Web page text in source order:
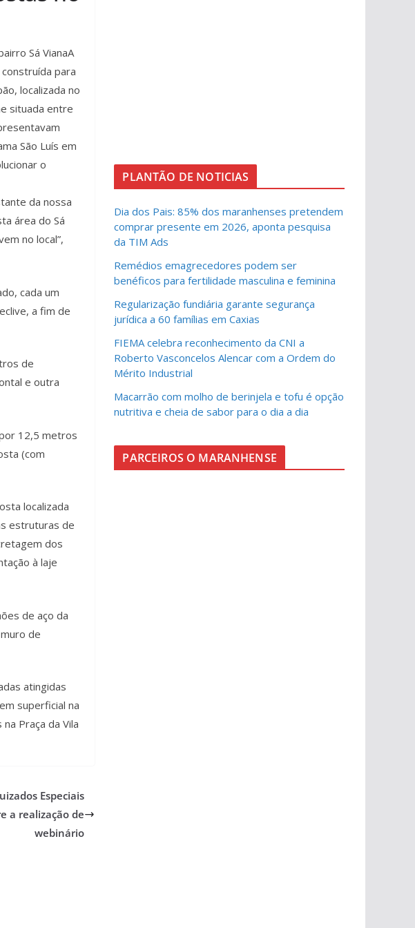
Sá VianaA
para
localizada no
situada entre
São Luís em
o
da nossa
área do Sá
no local”,
cada um
a fim de
de
e outra
12,5 metros
(com
localizada
estruturas de
dos
à laje
de aço da
de
atingidas
superficial na
Praça da Vila
Especiais
a realização de
webinário
PLANTÃO DE NOTICIAS
Dia dos Pais: 85% dos maranhenses pretendem
comprar presente em 2026, aponta pesquisa
da TIM Ads
Remédios emagrecedores podem ser
benéficos para fertilidade masculina e feminina
Regularização fundiária garante segurança
jurídica a 60 famílias em Caxias
FIEMA celebra reconhecimento da CNI a
Roberto Vasconcelos Alencar com a Ordem do
Mérito Industrial
Macarrão com molho de berinjela e tofu é opção
nutritiva e cheia de sabor para o dia a dia
PARCEIROS O MARANHENSE